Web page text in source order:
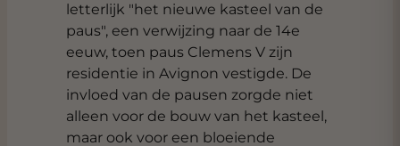
letterlijk "het nieuwe kasteel van de
paus", een verwijzing naar de 14e
eeuw, toen paus Clemens V zijn
residentie in Avignon vestigde. De
invloed van de pausen zorgde niet
alleen voor de bouw van het kasteel,
maar ook voor een bloeiende